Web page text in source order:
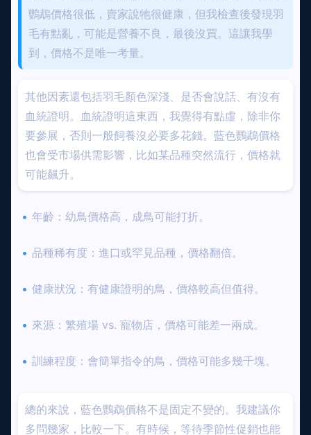
鸚鵡價格很低，賣家說牠很健康，但我檢查後發現羽
毛有點亂，可能是營養不良，最後沒買。這讓我學
到，價格不是唯一考量。
其他因素還包括羽毛顏色深淺、是否會說話、有沒有
血統證明。血統證明這東西，我覺得有點虛，除非你
要參展，否則一般飼養沒必要多花錢。藍色鸚鵡價格
也會受市場供需影響，比如某品種突然流行，價格就
可能飆升。
年齡：幼鳥價格高，成鳥可能打折。
品種稀有度：進口或罕見品種，價格翻倍。
健康狀況：有健康證明的鳥，價格較高但值得。
來源：繁殖場 vs. 寵物店，價格可能差一兩成。
訓練程度：會簡單指令的鳥，價格可能多幾千塊。
總的來說，藍色鸚鵡價格不是固定不變的。我建議你
多問幾家，比較一下。有時候，等待季節性促銷也能